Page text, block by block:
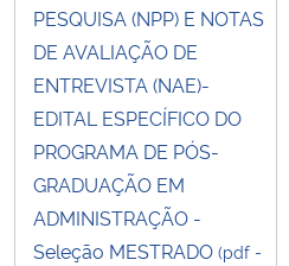
PESQUISA (NPP) E NOTAS
DE AVALIAÇÃO DE
ENTREVISTA (NAE)-
EDITAL ESPECÍFICO DO
PROGRAMA DE PÓS-
GRADUAÇÃO EM
ADMINISTRAÇÃO -
Seleção MESTRADO (pdf -